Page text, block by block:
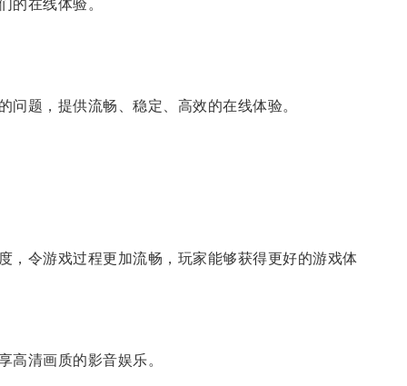
在线体验。
题，提供流畅、稳定、高效的在线体验。
令游戏过程更加流畅，玩家能够获得更好的游戏体
清画质的影音娱乐。